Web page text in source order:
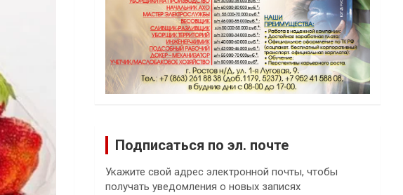
Подписаться по эл. почте
Укажите свой адрес электронной почты, чтобы
получать уведомления о новых записях